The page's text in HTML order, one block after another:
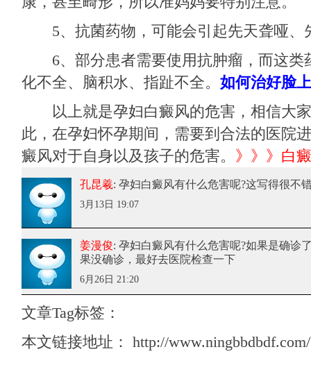
5、抗菌药物，可能会引起先天聋哑、
6、部分患者需要使用抗肿瘤，而这类
化不全、脑积水、指趾不全。 如何治好脸
以上就是孕妇白癜风的危害，相信大
此，在孕妇怀孕期间，需要到合法的医院
癜风对于自身以及孩子的危害。 》》》 白
孔昆羲: 孕妇白癜风有什么危害呢?这写得很不
3月13日 19:07
姜漫俊: 孕妇白癜风有什么危害呢?如果是确诊
果没确诊，最好去医院检查一下
6月26日 21:20
文章Tag标签：
本文链接地址： http://